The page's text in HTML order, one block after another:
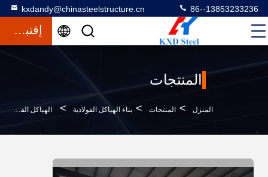
kxdandy@chinasteelstructure.cn 86--13853233236
إقتباس
المنتجات
المنزل > المنتجات > بناء الهياكل الفولاذية > الهياكل الفولاذية المخصصة ومواد البناء للمباني